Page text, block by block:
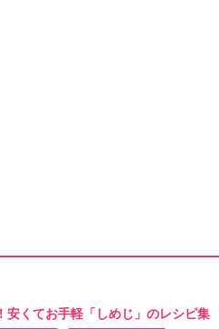
安くてお手軽「しめじ」のレシピ集